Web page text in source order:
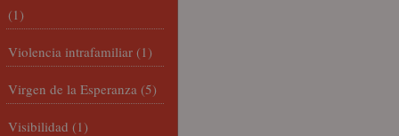
(1)
Violencia intrafamiliar (1)
Virgen de la Esperanza (5)
Visibilidad (1)